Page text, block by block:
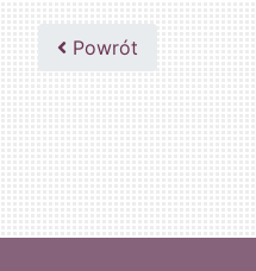
Powrót